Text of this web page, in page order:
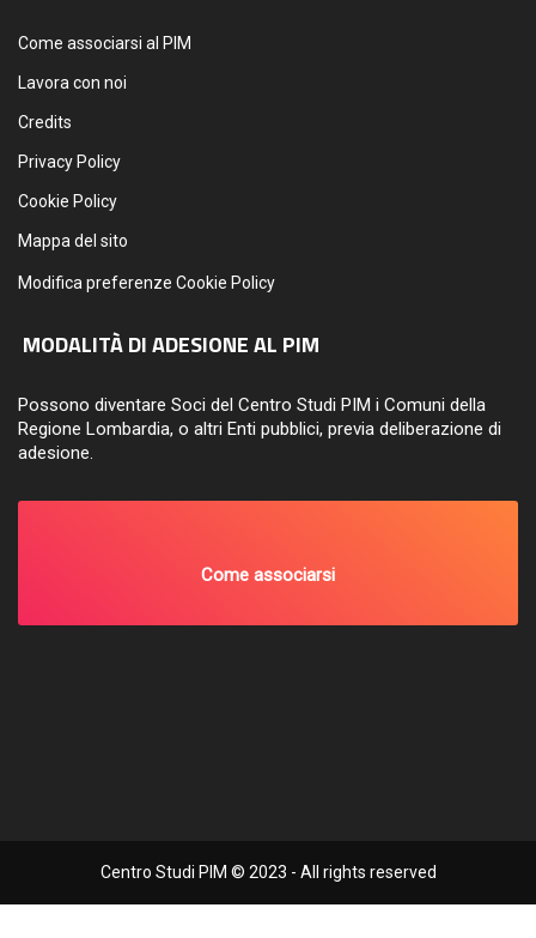
Come associarsi al PIM
Lavora con noi
Credits
Privacy Policy
Cookie Policy
Mappa del sito
Modifica preferenze Cookie Policy
MODALITÀ DI ADESIONE AL PIM
Possono diventare Soci del Centro Studi PIM i Comuni della
Regione Lombardia, o altri Enti pubblici, previa deliberazione di
adesione.
Come associarsi
Centro Studi PIM © 2023 - All rights reserved